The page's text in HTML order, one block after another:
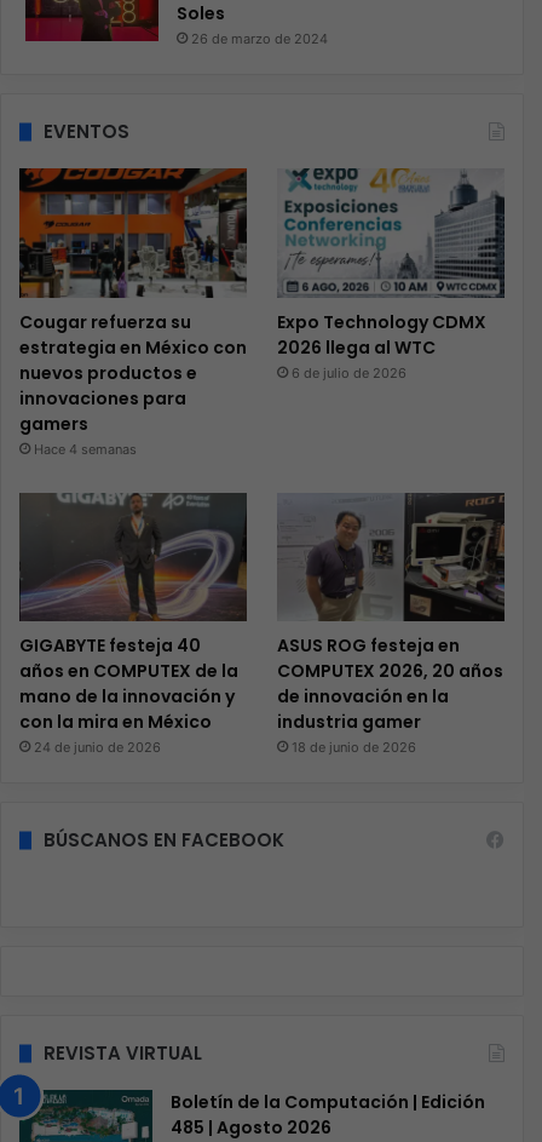
Soles
26 de marzo de 2024
EVENTOS
Cougar refuerza su
estrategia en México con
nuevos productos e
innovaciones para
gamers
Hace 4 semanas
Expo Technology CDMX
2026 llega al WTC
6 de julio de 2026
GIGABYTE festeja 40
años en COMPUTEX de la
mano de la innovación y
con la mira en México
24 de junio de 2026
ASUS ROG festeja en
COMPUTEX 2026, 20 años
de innovación en la
industria gamer
18 de junio de 2026
BÚSCANOS EN FACEBOOK
REVISTA VIRTUAL
Boletín de la Computación | Edición
485 | Agosto 2026